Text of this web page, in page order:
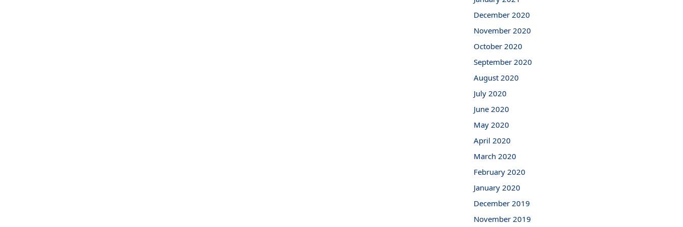
December 2020
November 2020
October 2020
September 2020
August 2020
July 2020
June 2020
May 2020
April 2020
March 2020
February 2020
January 2020
December 2019
November 2019